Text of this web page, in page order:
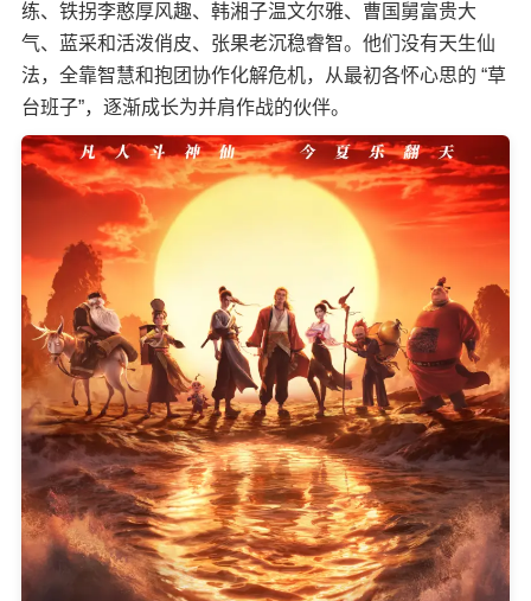
练、铁拐李憨厚风趣、韩湘子温文尔雅、曹国舅富贵大
气、蓝采和活泼俏皮、张果老沉稳睿智。他们没有天生仙
法，全靠智慧和抱团协作化解危机，从最初各怀心思的 “草
台班子”，逐渐成长为并肩作战的伙伴。